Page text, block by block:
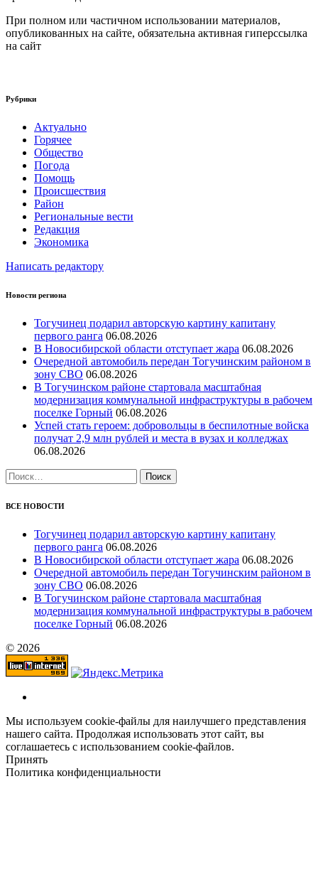
При полном или частичном использовании материалов,
опубликованных на сайте, обязательна активная гиперссылка
на сайт
Рубрики
Актуально
Горячее
Общество
Погода
Помощь
Происшествия
Район
Региональные вести
Редакция
Экономика
Написать редактору
Новости региона
Тогучинец подарил авторскую картину капитану
первого ранга 06.08.2026
В Новосибирской области отступает жара 06.08.2026
Очередной автомобиль передан Тогучинским районом в
зону СВО 06.08.2026
В Тогучинском районе стартовала масштабная
модернизация коммунальной инфраструктуры в рабочем
поселке Горный 06.08.2026
Успей стать героем: добровольцы в беспилотные войска
получат 2,9 млн рублей и места в вузах и колледжах
06.08.2026
Найти:
ВСЕ НОВОСТИ
Тогучинец подарил авторскую картину капитану
первого ранга 06.08.2026
В Новосибирской области отступает жара 06.08.2026
Очередной автомобиль передан Тогучинским районом в
зону СВО 06.08.2026
В Тогучинском районе стартовала масштабная
модернизация коммунальной инфраструктуры в рабочем
поселке Горный 06.08.2026
© 2026
Мы используем cookie-файлы для наилучшего представления
нашего сайта. Продолжая использовать этот сайт, вы
соглашаетесь с использованием cookie-файлов.
Принять
Политика конфиденциальности